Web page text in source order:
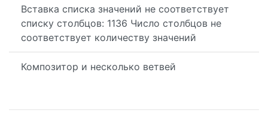
Вставка списка значений не соответствует
списку столбцов: 1136 Число столбцов не
соответствует количеству значений
Композитор и несколько ветвей